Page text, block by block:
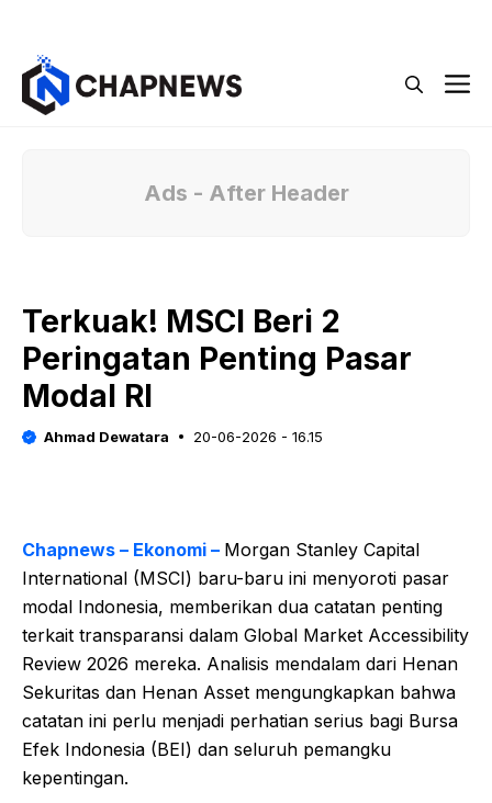
Ads - After Header
Terkuak! MSCI Beri 2
Peringatan Penting Pasar
Modal RI
Ahmad Dewatara 20-06-2026 - 16.15
Chapnews – Ekonomi – Morgan Stanley Capital
International (MSCI) baru-baru ini menyoroti pasar
modal Indonesia, memberikan dua catatan penting
terkait transparansi dalam Global Market Accessibility
Review 2026 mereka. Analisis mendalam dari Henan
Sekuritas dan Henan Asset mengungkapkan bahwa
catatan ini perlu menjadi perhatian serius bagi Bursa
Efek Indonesia (BEI) dan seluruh pemangku
kepentingan.